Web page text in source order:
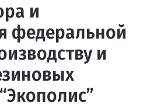
и
федеральной
и